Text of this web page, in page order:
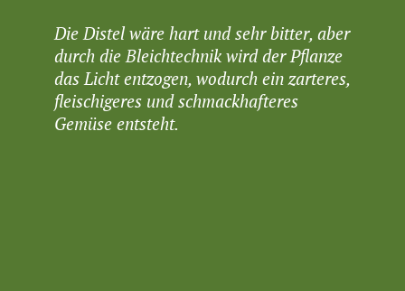
Die Distel wäre hart und sehr bitter, aber
durch die Bleichtechnik wird der Pflanze
das Licht entzogen, wodurch ein zarteres,
fleischigeres und schmackhafteres
Gemüse entsteht.